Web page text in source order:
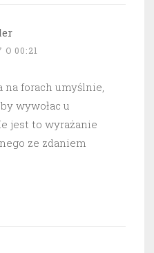
00:21
na forach umyślnie,
wywołac u
jest to wyrażanie
ze zdaniem